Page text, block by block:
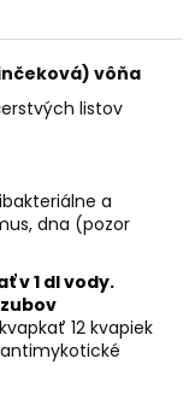
vôňa
listov
a
dna (pozor
v 1 dl vody.
12 kvapiek